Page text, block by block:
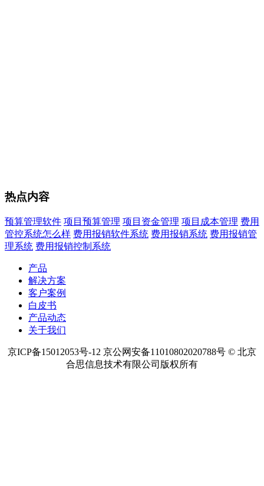
热点内容
预算管理软件 项目预算管理 项目资金管理 项目成本管理 费用
管控系统怎么样 费用报销软件系统 费用报销系统 费用报销管
理系统 费用报销控制系统
产品
解决方案
客户案例
白皮书
产品动态
关于我们
京ICP备15012053号-12 京公网安备11010802020788号 © 北京
合思信息技术有限公司版权所有